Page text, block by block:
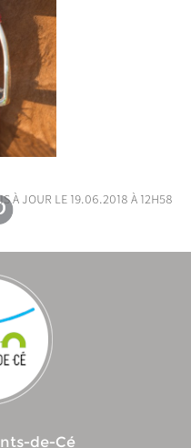
à jour le 19.06.2018 à 12h58
de-Cé